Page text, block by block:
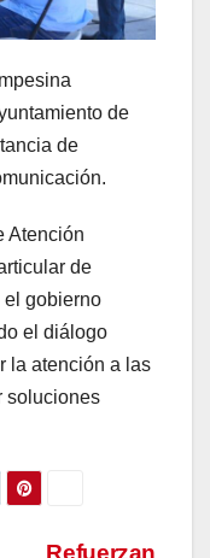
de
de
Atención
de
el gobierno
el diálogo
la atención a las
soluciones
Refuerzan